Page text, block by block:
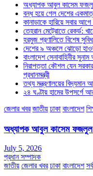
অধ্যাপক আবুল কাসেম
বন্ধ হয়ে গেল দেশের
কানাডাকে হারিয়ে সবার
তেহরান মেট্রোতে রেকর্ড:
হরমুজ প্রণালিতে বিশেষ
দেশের ৯ অঞ্চলে ঝোড়ো
বাংলাদেশ সেনাবাহিনীর
নিরাপত্তা কৌশল যেন
প্রধানমন্ত্রী
তথ্য মন্ত্রণালয়ের বিদ্যমান
২৪ ঘণ্টায় হামের উপসর্গে
জেলার খবর জাতীয় ঢাকা বাংলাদেশ
অধ্যাপক আবুল কাসেম ফজলুল
July 5, 2026
প্রধান সম্পাদক
জাতীয় জেলার খবর ঢাকা বাংলাদেশ